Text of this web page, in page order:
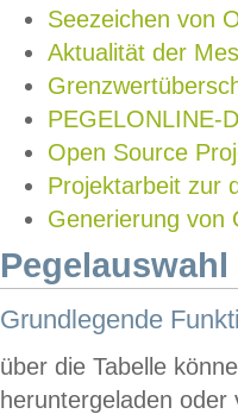
Seezeichen von
Aktualität der
PEGELONLINE-
Open Source
Projektarbeit zur
Generierung von
Grundlegende
über die Tabelle
heruntergeladen oder